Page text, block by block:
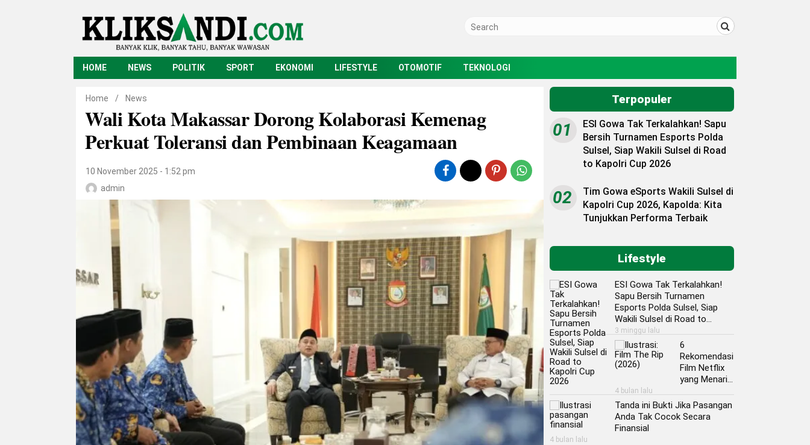
HOME NEWS POLITIK SPORT EKONOMI LIFESTYLE OTOMOTIF TEKNOLOGI
Home / News
Wali Kota Makassar Dorong Kolaborasi Kemenag
Perkuat Toleransi dan Pembinaan Keagamaan
10 November 2025 - 1:52 pm
admin
Terpopuler
01
ESI Gowa Tak Terkalahkan! Sapu
Bersih Turnamen Esports Polda
Sulsel, Siap Wakili Sulsel di Road
to Kapolri Cup 2026
02
Tim Gowa eSports Wakili Sulsel di
Kapolri Cup 2026, Kapolda: Kita
Tunjukkan Performa Terbaik
Lifestyle
ESI Gowa Tak Terkalahkan!
Sapu Bersih Turnamen
Esports Polda Sulsel, Siap
Wakili Sulsel di Road to
Kapolri Cup 2026
3 minggu lalu
6
Rekomendasi
Film Netflix
yang Menarik
Nonton Akhir
Pekan ini
4 bulan lalu
Tanda ini Bukti Jika Pasangan
Anda Tak Cocok Secara
Finansial
4 bulan lalu